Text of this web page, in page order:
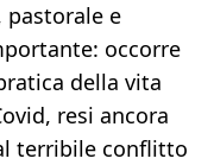
pastorale e
occorre
della vita
resi ancora
terribile conflitto